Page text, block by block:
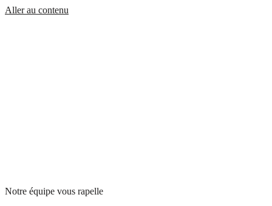
Aller au contenu
Notre équipe vous rapelle